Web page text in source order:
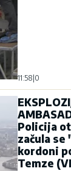
11:58 0
Policija
začula se
kordoni
Temze